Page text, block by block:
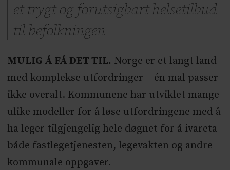
et trygt og forutsigbart helsetilbud
til befolkningen
MULIG Å FÅ DET TIL. Norge er et langt land
med komplekse utfordringer – én mal passer
ikke overalt. Kommunene har utviklet mange
ulike modeller for å løse utfordringene med å
ha leger tilgjengelig hele døgnet for å ivareta
både fastlegetjenesten, legevakten og andre
kommunale oppgaver.